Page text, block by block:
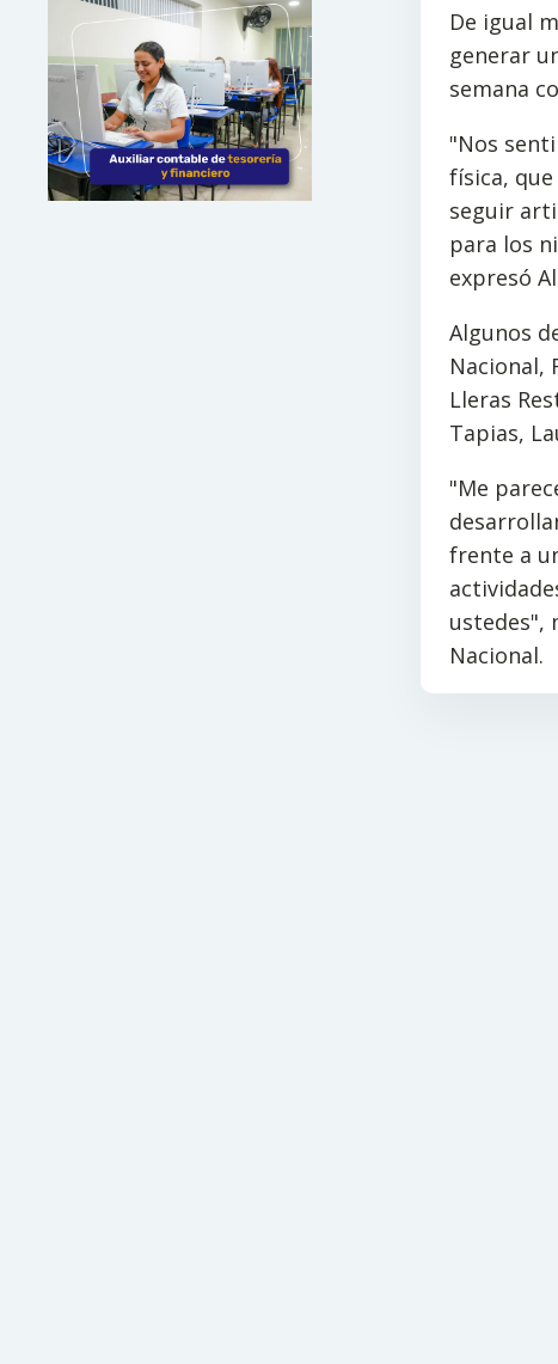
De igual
generar
semana
"Nos
física,
seguir
para los
expresó
Algunos
Nacional,
Lleras
Tapias,
"Me
frente a
ustedes",
Nacional.